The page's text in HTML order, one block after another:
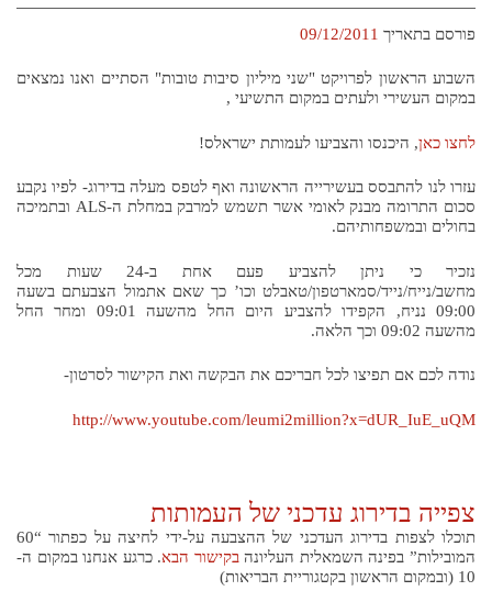
פורסם בתאריך 09/12/2011
השבוע הראשון לפרויקט "שני מיליון סיבות טובות" הסתיים ואנו נמצאים
במקום העשירי ולעתים במקום התשיעי ,
לחצו כאן, היכנסו והצביעו לעמותת ישראלס!
עזרו לנו להתבסס בעשירייה הראשונה ואף לטפס מעלה בדירוג- לפיו נקבע
סכום התרומה מבנק לאומי אשר תשמש למרבק במחלת ה-ALS ובתמיכה
בחולים ובמשפחותיהם.
נזכיר כי ניתן להצביע פעם אחת ב-24 שעות מכל
מחשב/נייח/נייד/סמארטפון/טאבלט וכו’ כך שאם אתמול הצבעתם בשעה
09:00 נניח, הקפידו להצביע היום החל מהשעה 09:01 ומחר החל
מהשעה 09:02 וכך הלאה.
נודה לכם אם תפיצו לכל חבריכם את הבקשה ואת הקישור לסרטון-
http://www.youtube.com/leumi2million?x=dUR_IuE_uQM
צפייה בדירוג עדכני של העמותות
תוכלו לצפות בדירוג העדכני של ההצבעה על-ידי לחיצה על כפתור “60
המובילות” בפינה השמאלית העליונהבקישור הבא. כרגע אנחנו במקום ה-
10 (ובמקום הראשון בקטגוריית הבריאות)